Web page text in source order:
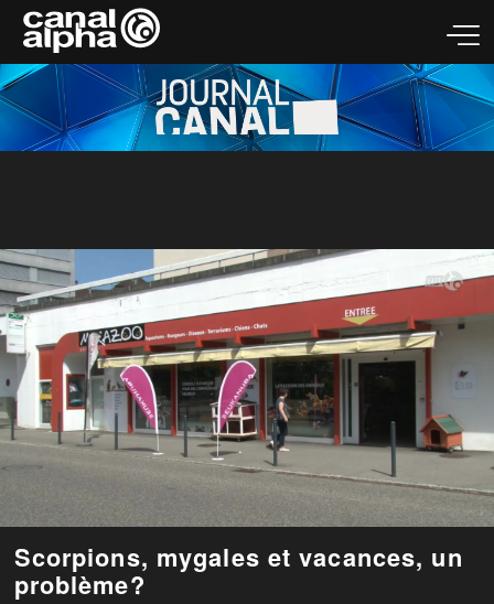
Scorpions, mygales et vacances, un
problème?